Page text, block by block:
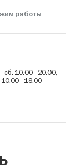
работы
сб. 10.00 - 20.00,
10.00 - 18.00